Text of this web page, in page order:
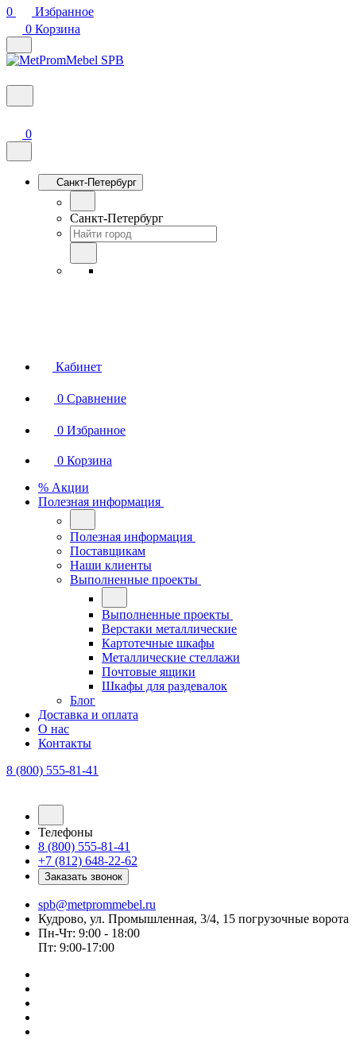
0
Избранное
0 Корзина
0
Санкт-Петербург
Санкт-Петербург
Кабинет
0 Сравнение
0 Избранное
0 Корзина
% Акции
Полезная информация
Полезная информация
Поставщикам
Наши клиенты
Выполненные проекты
Выполненные проекты
Верстаки металлические
Картотечные шкафы
Металлические стеллажи
Почтовые ящики
Шкафы для раздевалок
Блог
Доставка и оплата
О нас
Контакты
8 (800) 555-81-41
Телефоны
8 (800) 555-81-41
+7 (812) 648-22-62
Заказать звонок
spb@metprommebel.ru
Кудрово, ул. Промышленная, 3/4, 15 погрузочные ворота
Пн-Чт: 9:00 - 18:00
Пт: 9:00-17:00